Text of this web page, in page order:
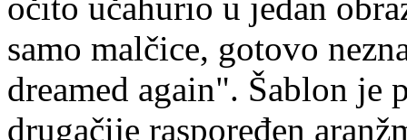
samo malčice, gotovo
dreamed again". Šablon je
drugačije raspoređen